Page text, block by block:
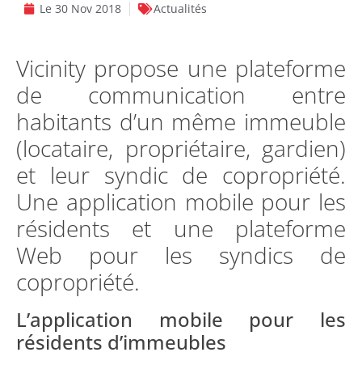
Le 30 Nov 2018 Actualités
Vicinity propose une plateforme
de communication entre
habitants d’un même immeuble
(locataire, propriétaire, gardien)
et leur syndic de copropriété.
Une application mobile pour les
résidents et une plateforme
Web pour les syndics de
copropriété.
L’application mobile pour les
résidents d’immeubles